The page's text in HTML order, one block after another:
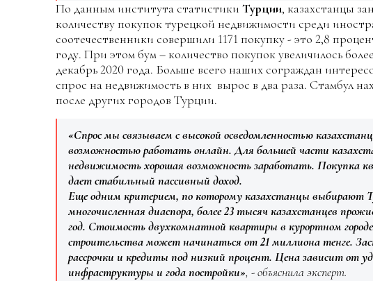
По данным института статистики Турции, казахстанцы
количеству покупок турецкой недвижимости среди
соотечественники совершили 1171 покупку - это 2,8
году. При этом бум – количество покупок увеличилось
декабрь 2020 года. Больше всего наших сограждан
спрос на недвижимость в них вырос в два раза. Стамбул
после других городов Турции.
«Спрос мы связываем с высокой осведомленностью
возможностью работать онлайн. Для большей части
недвижимость хорошая возможность заработать. Покупка
дает стабильный пассивный доход.
Еще одним критерием, по которому казахстанцы выбирают
многочисленная диаспора, более 23 тысяч казахстанцев
год. Стоимость двухкомнатной квартиры в курортном
строительства может начинаться от 21 миллиона тенге.
рассрочки и кредиты под низкий процент. Цена зависит от
инфраструктуры и года постройки», - объяснила эксперт.